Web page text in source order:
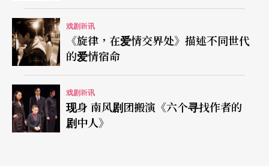
戏剧新讯
《旋律，在爱情交界处》描述不同世代
的爱情宿命
戏剧新讯
现身 南风剧团搬演《六个寻找作者的
剧中人》